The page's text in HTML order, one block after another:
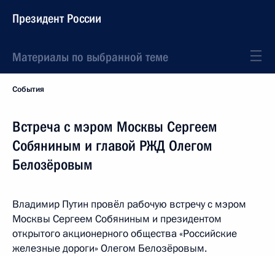
Президент России
Материалы по выбранной теме
События
Встреча с мэром Москвы Сергеем
Собяниным и главой РЖД Олегом
Белозёровым
Владимир Путин провёл рабочую встречу с мэром
Москвы Сергеем Собяниным и президентом
открытого акционерного общества «Российские
железные дороги» Олегом Белозёровым.